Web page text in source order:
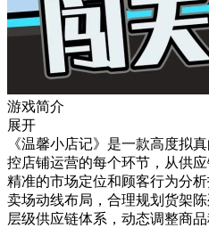
游戏简介
展开
《温馨小店记》是一款高度拟
控店铺运营的每个环节，从供
精准的市场定位和顾客行为分
卖场动线布局，合理规划货架
层级供应链体系，动态调整商